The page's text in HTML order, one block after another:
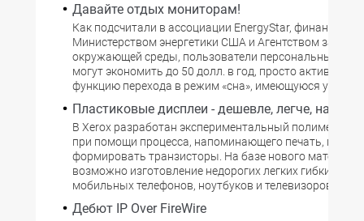
Давайте отдых мониторам!
Как подсчитали в ассоциации EnergyStar,
Министерством энергетики США и Агентством защиты
окружающей среды, пользователи персональных
могут экономить до 50 долл. в год, просто
функцию перехода в режим «сна», имеющуюся у
Пластиковые дисплеи - дешевле, легче,
В Xerox разработан экспериментальный полимер, на
при помощи процесса, напоминающего печать, можно
формировать транзисторы. На базе нового
возможно изготовление недорогих легких гибких
мобильных телефонов, ноутбуков и телевизоров.
Дебют IP Over FireWire